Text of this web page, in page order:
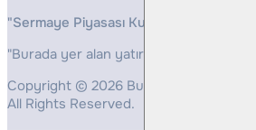
"Sermaye Piyasası Kurulunun,
"Burada yer alan yatırım bilgi, yorum
Copyright © 2026 Bulls Yatırım Menkul
All Rights Reserved.